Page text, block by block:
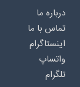
درباره‌ ما
تماس با ما
اینستاگرام
واتساپ
تلگرام